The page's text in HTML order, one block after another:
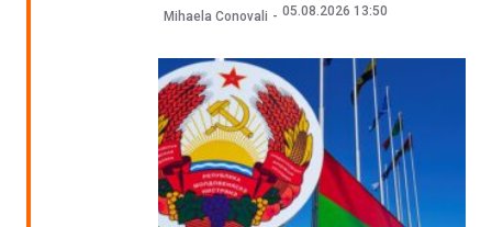
Mihaela Conovali 05.08.2026 13:50